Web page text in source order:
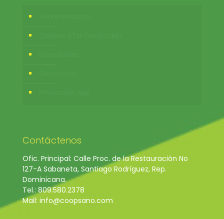
Contáctenos
Ofic. Principal: Calle Proc. de la Restauración No
127-A Sabaneta, Santiago Rodríguez, Rep.
Dominicana.
Tel.: 809.580.2378
Mail: info@coopsano.com